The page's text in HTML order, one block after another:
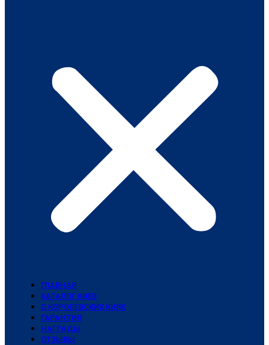
ГЛАВНАЯ
КАТАЛОГ КИЕВ
О КОРОЛЕВСКИХ КИЯХ
ГАРАНТИЯ
НАГРАДЫ
ОТЗЫВЫ